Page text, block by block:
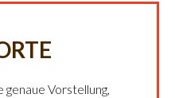
Vorstellung,